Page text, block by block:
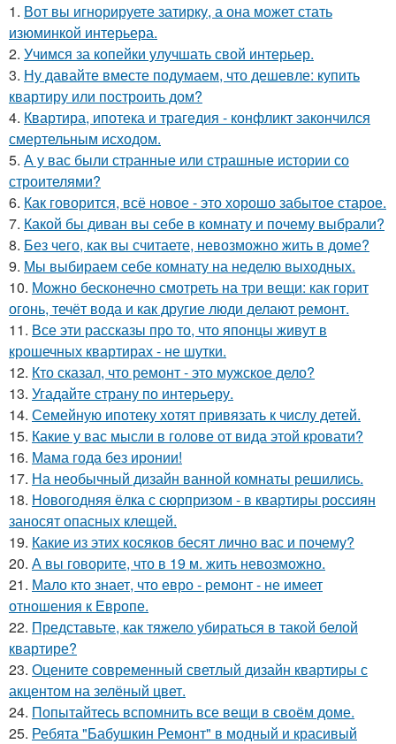
1. Вот вы игнорируете затирку, а она может стать
изюминкой интерьера.
2. Учимся за копейки улучшать свой интерьер.
3. Ну давайте вместе подумаем, что дешевле: купить
квартиру или построить дом?
4. Квартира, ипотека и трагедия - конфликт закончился
смертельным исходом.
5. А у вас были странные или страшные истории со
строителями?
6. Как говорится, всё новое - это хорошо забытое старое.
7. Какой бы диван вы себе в комнату и почему выбрали?
8. Без чего, как вы считаете, невозможно жить в доме?
9. Мы выбираем себе комнату на неделю выходных.
10. Можно бесконечно смотреть на три вещи: как горит
огонь, течёт вода и как другие люди делают ремонт.
11. Все эти рассказы про то, что японцы живут в
крошечных квартирах - не шутки.
12. Кто сказал, что ремонт - это мужское дело?
13. Угадайте страну по интерьеру.
14. Семейную ипотеку хотят привязать к числу детей.
15. Какие у вас мысли в голове от вида этой кровати?
16. Мама года без иронии!
17. На необычный дизайн ванной комнаты решились.
18. Новогодняя ёлка с сюрпризом - в квартиры россиян
заносят опасных клещей.
19. Какие из этих косяков бесят лично вас и почему?
20. А вы говорите, что в 19 м. жить невозможно.
21. Мало кто знает, что евро - ремонт - не имеет
отношения к Европе.
22. Представьте, как тяжело убираться в такой белой
квартире?
23. Оцените современный светлый дизайн квартиры с
акцентом на зелёный цвет.
24. Попытайтесь вспомнить все вещи в своём доме.
25. Ребята "Бабушкин Ремонт" в модный и красивый